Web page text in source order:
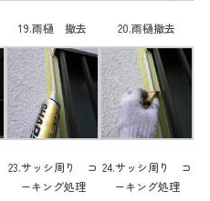
19.雨樋 撤去 20.雨樋撤去
23.サッシ周り コ
ーキング処理
24.サッシ周り コ
ーキング処理